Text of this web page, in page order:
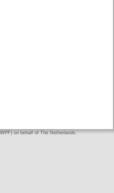
on behalf of The Netherlands.